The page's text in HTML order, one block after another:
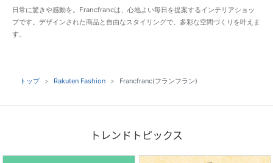
日常に驚きや感動を。Francfrancは、心地よい毎日を提案するインテリアショッ
プです。デザインされた商品と自由なスタイリングで、多彩な空間づくりを叶えま
す。
トップ Rakuten Fashion Francfranc(フランフラン)
トレンドトピックス